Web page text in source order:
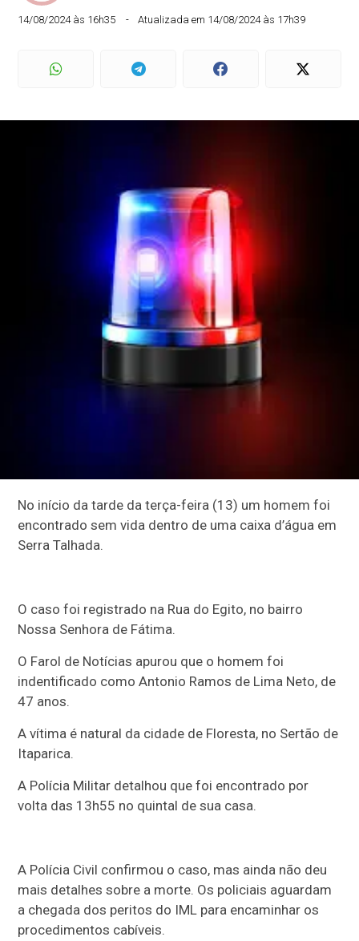
14/08/2024 às 16h35 Atualizada em 14/08/2024 às 17h39
No início da tarde da terça-feira (13) um homem foi
encontrado sem vida dentro de uma caixa d’água em
Serra Talhada.
O caso foi registrado na Rua do Egito, no bairro
Nossa Senhora de Fátima.
O Farol de Notícias apurou que o homem foi
indentificado como Antonio Ramos de Lima Neto, de
47 anos.
A vítima é natural da cidade de Floresta, no Sertão de
Itaparica.
A Polícia Militar detalhou que foi encontrado por
volta das 13h55 no quintal de sua casa.
A Polícia Civil confirmou o caso, mas ainda não deu
mais detalhes sobre a morte. Os policiais aguardam
a chegada dos peritos do IML para encaminhar os
procedimentos cabíveis.